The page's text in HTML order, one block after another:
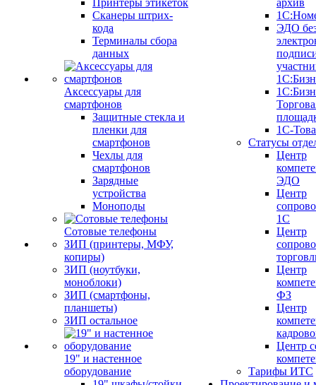
Принтеры этикеток
Сканеры штрих-
кода
Терминалы сбора
данных
Аксессуары для
смартфонов
Защитные стекла и
пленки для
смартфонов
Чехлы для
смартфонов
Зарядные
устройства
Моноподы
Сотовые телефоны
ЗИП (принтеры, МФУ,
копиры)
ЗИП (ноутбуки,
моноблоки)
ЗИП (смартфоны,
планшеты)
ЗИП остальное
19" и настенное
оборудование
архив
ЭДО
1С-
Статусы
Центр
ЭДО
Центр
1С
Центр
Центр
ФЗ
Центр
Центр
Тарифы ИТС